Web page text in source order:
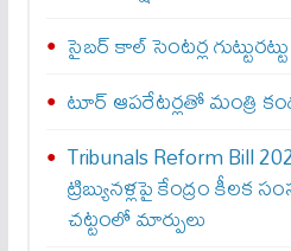
సైబర్‌ కాల్‌ సెంటర్ల గుట్టురట్టు
టూర్ ఆపరేటర్లతో మంత్రి
Tribunals Reform Bill
ట్రిబ్యునళ్లపై కేంద్రం కీలక
చట్టంలో మార్పులు